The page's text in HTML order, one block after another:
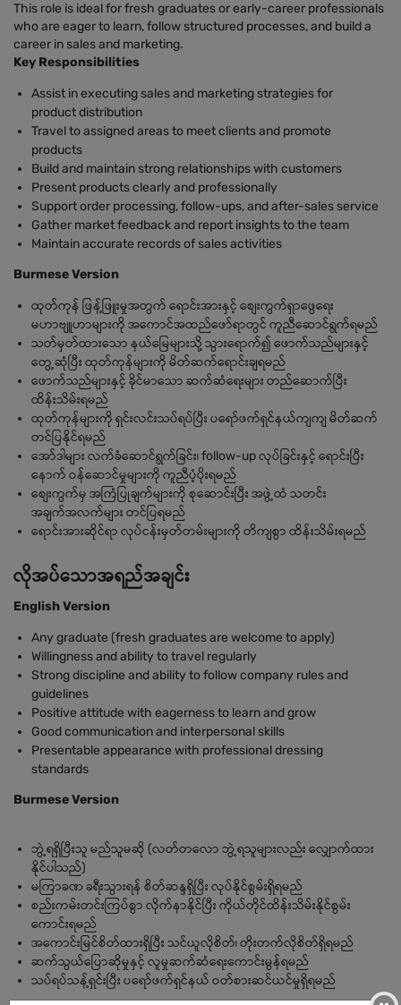
This role is ideal for fresh graduates or early-career professionals
who are eager to learn, follow structured processes, and build a
career in sales and marketing.
Key Responsibilities
Assist in executing sales and marketing strategies for
product distribution
Travel to assigned areas to meet clients and promote
products
Build and maintain strong relationships with customers
Present products clearly and professionally
Support order processing, follow-ups, and after-sales service
Gather market feedback and report insights to the team
Maintain accurate records of sales activities
Burmese Version
ထုတ်ကုန် ဖြန့်ဖြူးမှုအတွက် ရောင်းအားနှင့် စျေးကွက်ရှာဖွေရေး
မဟာဗျူဟာများကို အကောင်အထည်ဖော်ရာတွင် ကူညီဆောင်ရွက်ရမည်
သတ်မှတ်ထားသော နယ်မြေများသို့ သွားရောက်၍ ဖောက်သည်များနှင့်
တွေ့ဆုံပြီး ထုတ်ကုန်များကို မိတ်ဆက်ရောင်းချရမည်
ဖောက်သည်များနှင့် ခိုင်မာသော ဆက်ဆံရေးများ တည်ဆောက်ပြီး
ထိန်းသိမ်းရမည်
ထုတ်ကုန်များကို ရှင်းလင်းသပ်ရပ်ပြီး ပရော်ဖက်ရှင်နယ်ကျကျ မိတ်ဆက်
တင်ပြနိုင်ရမည်
အော်ဒါများ လက်ခံဆောင်ရွက်ခြင်း၊ follow-up လုပ်ခြင်းနှင့် ရောင်းပြီး
နောက် ဝန်ဆောင်မှုများကို ကူညီပံ့ပိုးရမည်
စျေးကွက်မှ အကြံပြုချက်များကို စုဆောင်းပြီး အဖွဲ့ထံ သတင်း
အချက်အလက်များ တင်ပြရမည်
ရောင်းအားဆိုင်ရာ လုပ်ငန်းမှတ်တမ်းများကို တိကျစွာ ထိန်းသိမ်းရမည်
လိုအပ်သောအရည်အချင်း
English Version
Any graduate (fresh graduates are welcome to apply)
Willingness and ability to travel regularly
Strong discipline and ability to follow company rules and
guidelines
Positive attitude with eagerness to learn and grow
Good communication and interpersonal skills
Presentable appearance with professional dressing
standards
Burmese Version
ဘွဲ့ရရှိပြီးသူ မည်သူမဆို (လတ်တလော ဘွဲ့ရသူများလည်း လျှောက်ထား
နိုင်ပါသည်)
မကြာခဏ ခရီးသွားရန် စိတ်ဆန္ဒရှိပြီး လုပ်နိုင်စွမ်းရှိရမည်
စည်းကမ်းတင်းကြပ်စွာ လိုက်နာနိုင်ပြီး ကိုယ်တိုင်ထိန်းသိမ်းနိုင်စွမ်း
ကောင်းရမည်
အကောင်းမြင်စိတ်ထားရှိပြီး သင်ယူလိုစိတ်၊ တိုးတက်လိုစိတ်ရှိရမည်
ဆက်သွယ်ပြောဆိုမှုနှင့် လူမှုဆက်ဆံရေးကောင်းမွန်ရမည်
သပ်ရပ်သန့်ရှင်းပြီး ပရော်ဖက်ရှင်နယ် ဝတ်စားဆင်ယင်မှုရှိရမည်